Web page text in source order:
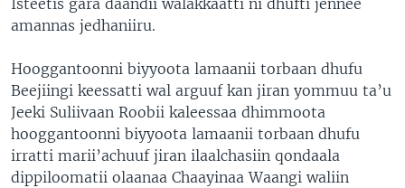
amannas jedhaniiru.
Hooggantoonni biyyoota lamaanii torbaan dhufu
Beejiingi keessatti wal arguuf kan jiran yommuu ta’u
Jeeki Suliivaan Roobii kaleessaa dhimmoota
hooggantoonni biyyoota lamaanii torbaan dhufu
irratti marii’achuuf jiran ilaalchasiin qondaala
dippiloomatii olaanaa Chaayinaa Waangi waliin